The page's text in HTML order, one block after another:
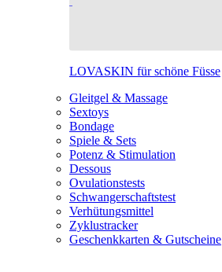
LOVASKIN für schöne Füsse
Gleitgel & Massage
Sextoys
Bondage
Spiele & Sets
Potenz & Stimulation
Dessous
Ovulationstests
Schwangerschaftstest
Verhütungsmittel
Zyklustracker
Geschenkkarten & Gutscheine